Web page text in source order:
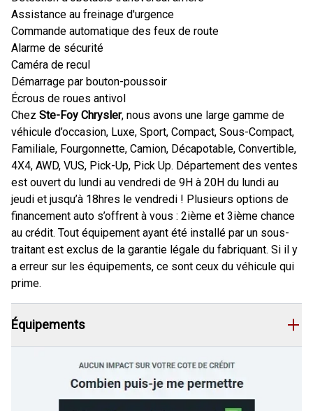
Assistance au freinage d'urgence
Commande automatique des feux de route
Alarme de sécurité
Caméra de recul
Démarrage par bouton-poussoir
Écrous de roues antivol
Chez Ste-Foy Chrysler, nous avons une large gamme de
véhicule d’occasion, Luxe, Sport, Compact, Sous-Compact,
Familiale, Fourgonnette, Camion, Décapotable, Convertible,
4X4, AWD, VUS, Pick-Up, Pick Up. Département des ventes
est ouvert du lundi au vendredi de 9H à 20H du lundi au
jeudi et jusqu’à 18hres le vendredi ! Plusieurs options de
financement auto s’offrent à vous : 2ième et 3ième chance
au crédit. Tout équipement ayant été installé par un sous-
traitant est exclus de la garantie légale du fabriquant. Si il y
a erreur sur les équipements, ce sont ceux du véhicule qui
prime.
Équipements